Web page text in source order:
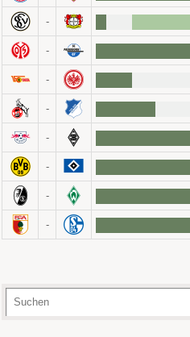
-
-
-
-
-
-
-
-